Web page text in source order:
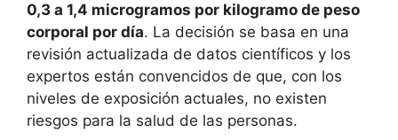
0,3 a 1,4 microgramos por kilogramo de peso
corporal por día. La decisión se basa en una
revisión actualizada de datos científicos y los
expertos están convencidos de que, con los
niveles de exposición actuales, no existen
riesgos para la salud de las personas.